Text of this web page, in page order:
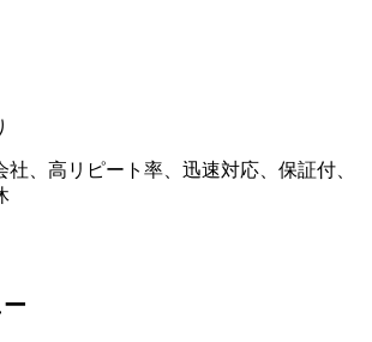
社、高リピート率、迅速対応、保証付、